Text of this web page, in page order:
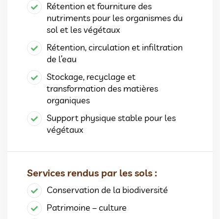
Rétention et fourniture des
nutriments pour les organismes du
sol et les végétaux
Rétention, circulation et infiltration
de l’eau
Stockage, recyclage et
transformation des matières
organiques
Support physique stable pour les
végétaux
Services rendus par les sols :
Conservation de la biodiversité
Patrimoine – culture